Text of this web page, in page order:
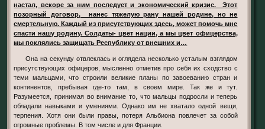
настал, вскоре за ним последует и экономический кризис. Этот
позорный договор, нанес тяжелую рану нашей родине, но не
смертельную. Каждый из присутствующих здесь, может помочь мне
спасти нашу родину. Солдаты- цвет нации, а мы цвет офицерства,
мы поклялись защищать Республику от внешних и…
Она на секунду отвлеклась и оглядела несколько усталым взглядом
присутствующих офицеров, мысленно отметив про себя их сходство с
теми мальцами, что строили великие планы по завоеванию стран и
континентов, пребывая где-то там, в своем мире. Так же и тут.
Разумеется, принимая во внимание то, что мальцы подросли и теперь
обладали навыками и умениями. Однако им не хватало одной вещи,
терпения. Хотя они были правы, потеря Альбиона повлечет за собой
огромные проблемы. В том числе и для Франции.